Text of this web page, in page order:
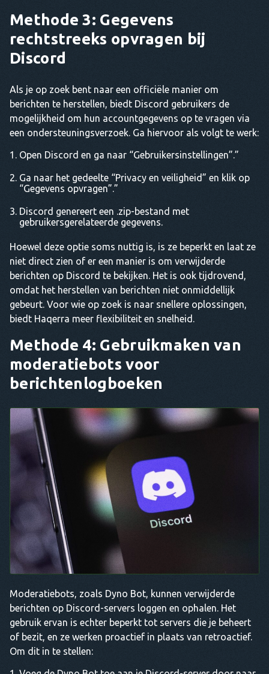
Methode 3: Gegevens
rechtstreeks opvragen bij
Discord
Als je op zoek bent naar een officiële manier om
berichten te herstellen, biedt Discord gebruikers de
mogelijkheid om hun accountgegevens op te vragen via
een ondersteuningsverzoek. Ga hiervoor als volgt te werk:
Open Discord en ga naar “Gebruikersinstellingen”.”
Ga naar het gedeelte “Privacy en veiligheid” en klik op
“Gegevens opvragen”.”
Discord genereert een .zip-bestand met
gebruikersgerelateerde gegevens.
Hoewel deze optie soms nuttig is, is ze beperkt en laat ze
niet direct zien of er een manier is om verwijderde
berichten op Discord te bekijken. Het is ook tijdrovend,
omdat het herstellen van berichten niet onmiddellijk
gebeurt. Voor wie op zoek is naar snellere oplossingen,
biedt Haqerra meer flexibiliteit en snelheid.
Methode 4: Gebruikmaken van
moderatiebots voor
berichtenlogboeken
Moderatiebots, zoals Dyno Bot, kunnen verwijderde
berichten op Discord-servers loggen en ophalen. Het
gebruik ervan is echter beperkt tot servers die je beheert
of bezit, en ze werken proactief in plaats van retroactief.
Om dit in te stellen: